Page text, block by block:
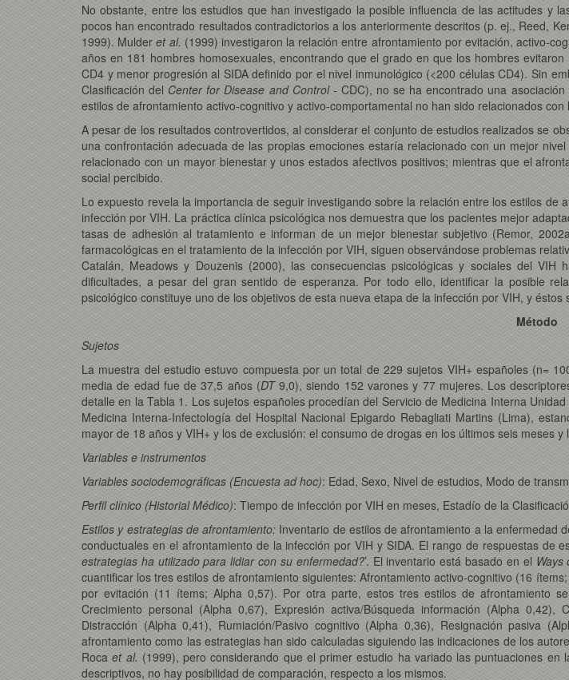
No obstante, entre los estudios que han investigado la posible influencia de las actitudes y
pocos han encontrado resultados contradictorios a los anteriormente descritos (p. ej., Reed,
1999). Mulderet al. (1999) investigaron la relación entre afrontamiento por evitación, activo-
años en 181 hombres homosexuales, encontrando que el grado en que los hombres
CD4 y menor progresión al SIDA definido por el nivel inmunológico (<200 células CD4). Sin
Clasificación del Center for Disease and Control - CDC), no se ha encontrado una
estilos de afrontamiento activo-cognitivo y activo-comportamental no han sido relacionados
A pesar de los resultados controvertidos, al considerar el conjunto de estudios realizados se
una confrontación adecuada de las propias emociones estaría relacionado con un mejor
relacionado con un mayor bienestar y unos estados afectivos positivos; mientras que el
social percibido.
Lo expuesto revela la importancia de seguir investigando sobre la relación entre los estilos
infección por VIH. La práctica clínica psicológica nos demuestra que los pacientes mejor
tasas de adhesión al tratamiento e informan de un mejor bienestar subjetivo (Remor,
farmacológicas en el tratamiento de la infección por VIH, siguen observándose problemas
Catalán, Meadows y Douzenis (2000), las consecuencias psicológicas y sociales del
dificultades, a pesar del gran sentido de esperanza. Por todo ello, identificar la posible
psicológico constituye uno de los objetivos de esta nueva etapa de la infección por VIH, y
Método
Sujetos
La muestra del estudio estuvo compuesta por un total de 229 sujetos VIH+ españoles (n=
media de edad fue de 37,5 años (DT9,0), siendo 152 varones y 77 mujeres. Los
detalle en la Tabla 1. Los sujetos españoles procedían del Servicio de Medicina Interna
Medicina Interna-Infectología del Hospital Nacional Epigardo Rebagliati Martins (Lima),
mayor de 18 años y VIH+ y los de exclusión: el consumo de drogas en los últimos seis meses
Variables e instrumentos
Variables sociodemográficas (Encuesta ad hoc): Edad, Sexo, Nivel de estudios, Modo de
Perfil clínico (Historial Médico): Tiempo de infección por VIH en meses, Estadío de la
Estilos y estrategias de afrontamiento: Inventario de estilos de afrontamiento a la enfermedad
conductuales en el afrontamiento de la infección por VIH y SIDA. El rango de respuestas de
estrategias ha utilizado para lidiar con su enfermedad?’. El inventario está basado en el Ways
cuantificar los tres estilos de afrontamiento siguientes: Afrontamiento activo-cognitivo (16
por evitación (11 ítems; Alpha 0,57). Por otra parte, estos tres estilos de afrontamiento
Crecimiento personal (Alpha 0,67), Expresión activa/Búsqueda información (Alpha
Distracción (Alpha 0,41), Rumiación/Pasivo cognitivo (Alpha 0,36), Resignación pasiva
afrontamiento como las estrategias han sido calculadas siguiendo las indicaciones de los
Rocaet al. (1999), pero considerando que el primer estudio ha variado las puntuaciones
descriptivos, no hay posibilidad de comparación, respecto a los mismos.